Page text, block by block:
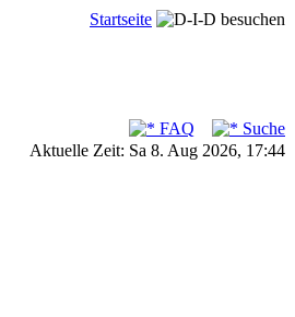
Startseite
FAQ
Suche
Aktuelle Zeit: Sa 8. Aug 2026, 17:44